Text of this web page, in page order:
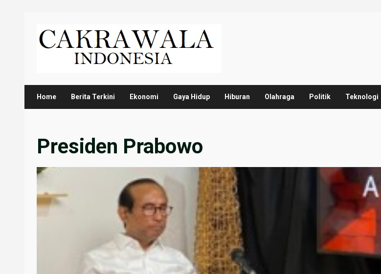
content
Home Berita Terkini Ekonomi Gaya Hidup Hiburan Olahraga Politik Teknologi
Presiden Prabowo